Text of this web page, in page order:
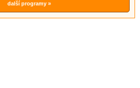
další programy »